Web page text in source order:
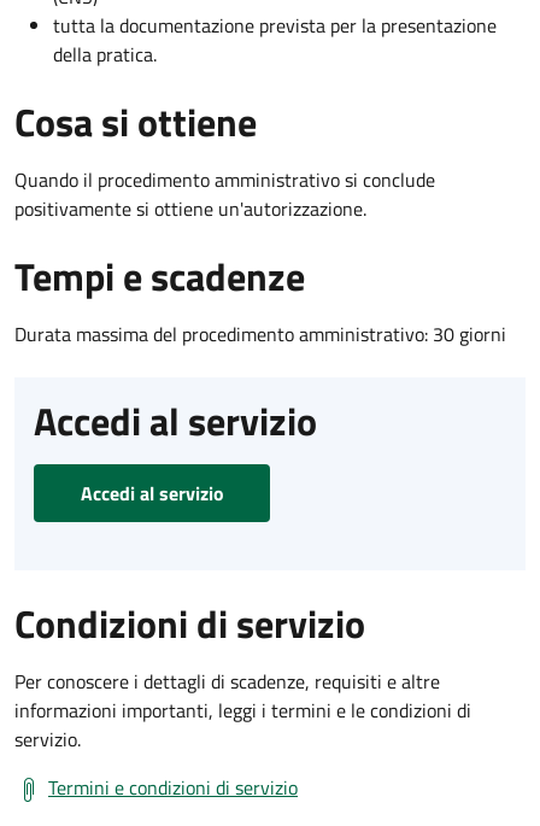
tutta la documentazione prevista per la presentazione
della pratica.
Cosa si ottiene
Quando il procedimento amministrativo si conclude
positivamente si ottiene un'autorizzazione.
Tempi e scadenze
Durata massima del procedimento amministrativo: 30 giorni
Accedi al servizio
Accedi al servizio
Condizioni di servizio
Per conoscere i dettagli di scadenze, requisiti e altre
informazioni importanti, leggi i termini e le condizioni di
servizio.
Termini e condizioni di servizio